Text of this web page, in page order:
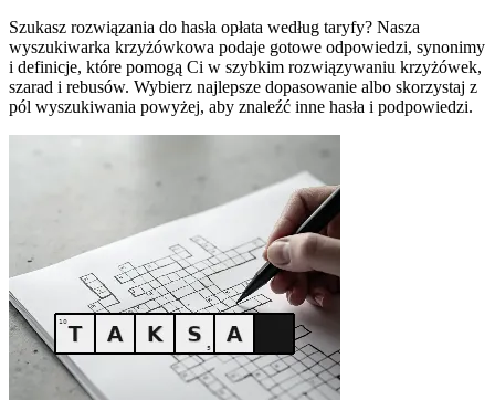
Szukasz rozwiązania do hasła opłata według taryfy? Nasza
wyszukiwarka krzyżówkowa podaje gotowe odpowiedzi, synonimy
i definicje, które pomogą Ci w szybkim rozwiązywaniu krzyżówek,
szarad i rebusów. Wybierz najlepsze dopasowanie albo skorzystaj z
pól wyszukiwania powyżej, aby znaleźć inne hasła i podpowiedzi.